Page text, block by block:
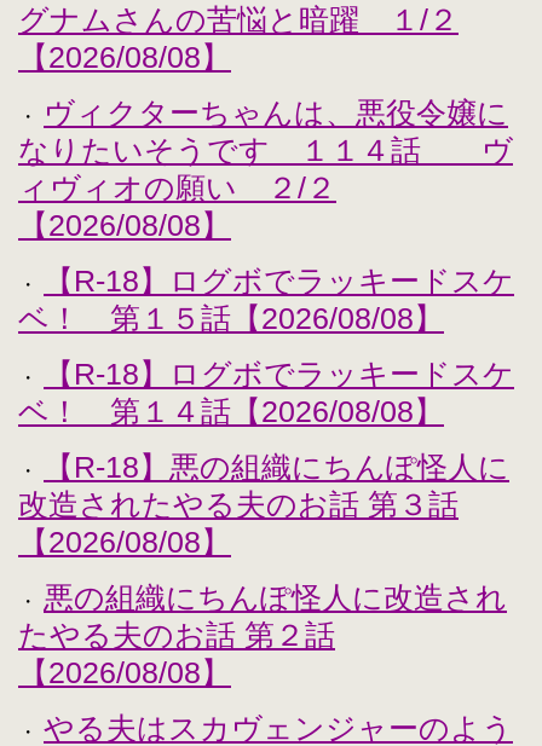
グナムさんの苦悩と暗躍 １/２
【2026/08/08】
・
ヴィクターちゃんは、悪役令嬢に
なりたいそうです １１４話 ヴ
ィヴィオの願い ２/２
【2026/08/08】
・
【R-18】ログボでラッキードスケ
ベ！ 第１５話【2026/08/08】
・
【R-18】ログボでラッキードスケ
ベ！ 第１４話【2026/08/08】
・
【R-18】悪の組織にちんぽ怪人に
改造されたやる夫のお話 第３話
【2026/08/08】
・
悪の組織にちんぽ怪人に改造され
たやる夫のお話 第２話
【2026/08/08】
・
やる夫はスカヴェンジャーのよう